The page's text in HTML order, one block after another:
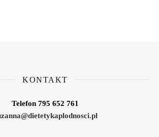
KONTAKT
Telefon 795 652 761